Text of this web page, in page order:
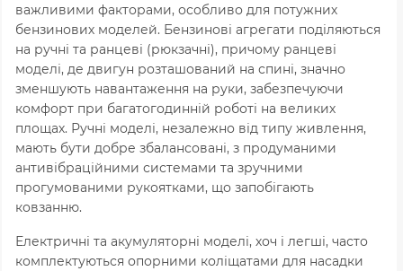
важливими факторами, особливо для потужних
бензинових моделей. Бензинові агрегати поділяються
на ручні та ранцеві (рюкзачні), причому ранцеві
моделі, де двигун розташований на спині, значно
зменшують навантаження на руки, забезпечуючи
комфорт при багатогодинній роботі на великих
площах. Ручні моделі, незалежно від типу живлення,
мають бути добре збалансовані, з продуманими
антивібраційними системами та зручними
прогумованими рукоятками, що запобігають
ковзанню.
Електричні та акумуляторні моделі, хоч і легші, часто
комплектуються опорними коліщатами для насадки